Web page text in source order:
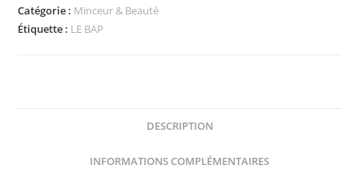
Catégorie : Minceur & Beauté
Étiquette : LE BAP
DESCRIPTION
INFORMATIONS COMPLÉMENTAIRES